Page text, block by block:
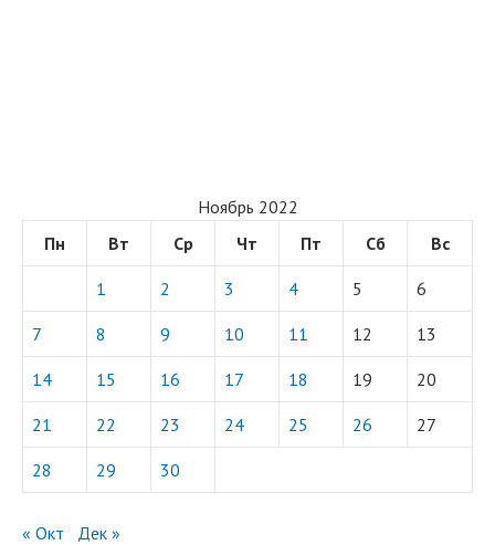
Ноябрь 2022
Пн
Вт Ср Чт Пт Сб Вс
1 2 3 4 5 6
7 8 9 10 11 12 13
14 15 16 17 18 19 20
21 22 23 24 25 26 27
28 29 30
« Окт Дек »